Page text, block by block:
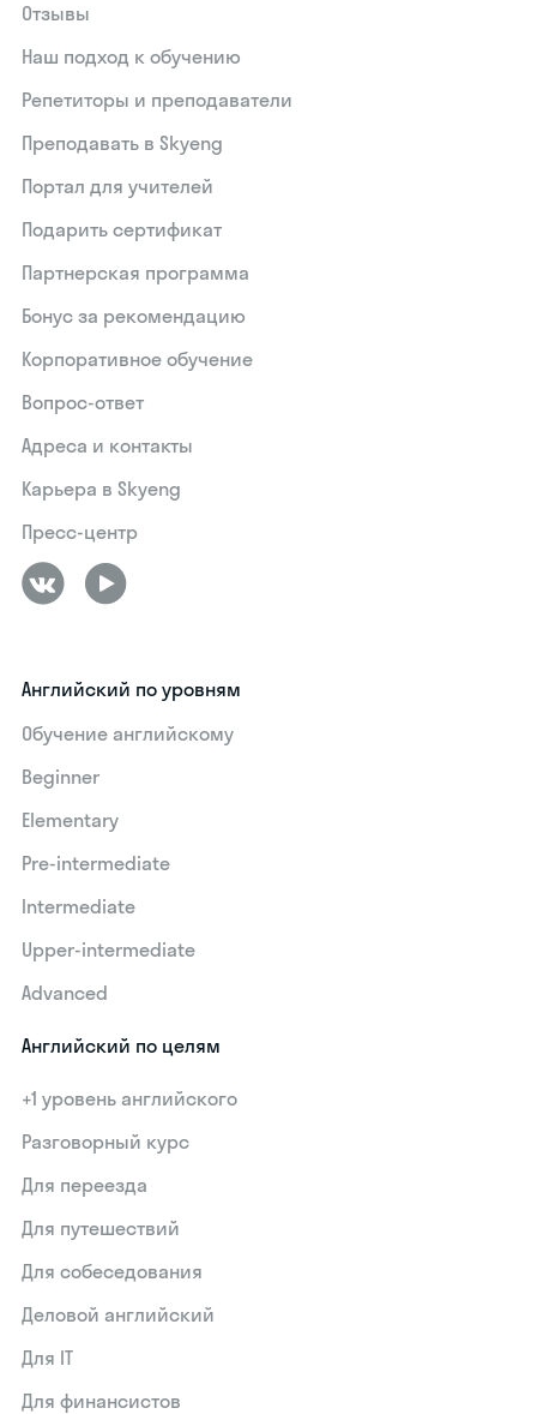
Отзывы
Наш подход к обучению
Репетиторы и преподаватели
Преподавать в Skyeng
Портал для учителей
Подарить сертификат
Партнерская программа
Бонус за рекомендацию
Корпоративное обучение
Вопрос-ответ
Адреса и контакты
Карьера в Skyeng
Пресс-центр
Английский по уровням
Обучение английскому
Beginner
Elementary
Pre-intermediate
Intermediate
Upper-intermediate
Advanced
Английский по целям
+1 уровень английского
Разговорный курс
Для переезда
Для путешествий
Для собеседования
Деловой английский
Для IT
Для финансистов